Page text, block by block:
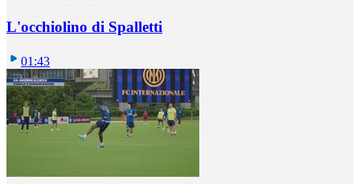
L'occhiolino di Spalletti
01:43